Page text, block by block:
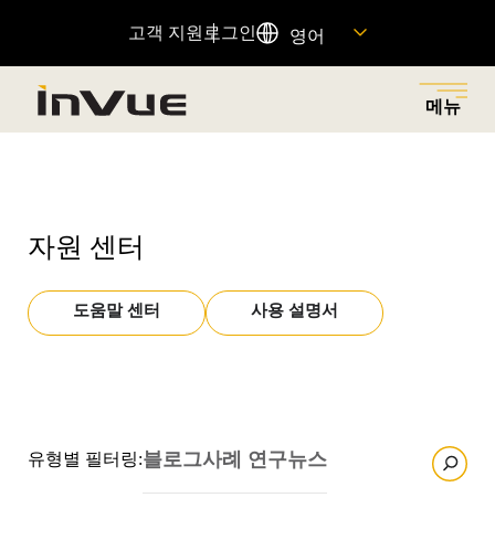
고객 지원 로그인 영어
메뉴
솔루션
소매 절도를 줄이고, 적절한 대상에게 권한을 부여하며,
마찰 없는 고객 쇼핑 경험을 통해 매출을 증대시키는 비
산업
다양한 산업 분야에 혁신적인 보안 및 상품 진열 솔루션
을 제공하여 각 매장의 고유한 요구 사항을 충족시킵니
제품
소매 절도 감소, 매출 증대 및 고객 경험 향상을 위해 설계
된 연결된 제품 포트폴리오.
OneKEY
회사
우리의 역사를 살펴보고, 우리를 움직이는 원동력과 이를
가능하게 하는 사람들을 만나보세요. 그리고 여러분이 우
자원
중요한 제품 정보에 대한 빠른 링크를 찾고 고객 지원팀
에 문의하세요.
도움말 센터
자원 센터
도움말 센터 사용 설명서
유형별 필터링:블로그사례 연구뉴스